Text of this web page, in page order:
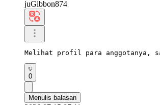
juGibbon874
Melihat profil para anggotanya,
0
Menulis balasan